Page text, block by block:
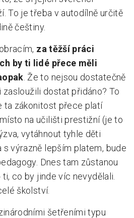
To je třeba v autodílně určitě
češtiny.
za těžší práci
by ti lidé přece měli
. Že to nejsou dostatečně
zasloužili dostat přidáno? To
ta zákonitost přece platí
na učilišti prestižní (je to
vytáhnout tyhle děti
s výrazně lepším platem, bude
Dnes tam zůstanou
co by jinde víc nevydělali.
školství.
šetřeními typu